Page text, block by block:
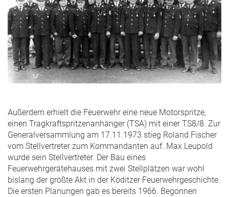
Außerdem erhielt die Feuerwehr eine neue Motorspritze,
einen Tragkraftspritzenanhänger (TSA) mit einer TS8/8. Zur
Generalversammlung am 17.11.1973 stieg Roland Fischer
vom Stellvertreter zum Kommandanten auf. Max Leupold
wurde sein Stellvertreter. Der Bau eines
Feuerwehrgerätehauses mit zwei Stellplätzen war wohl
bislang der größte Akt in der Köditzer Feuerwehrgeschichte.
Die ersten Planungen gab es bereits 1966. Begonnen